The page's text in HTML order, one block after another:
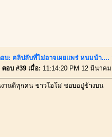
บ: คลิปลับที่ไม่อาจเผยเเพร่ หนมน้า
ตอบ #39 เมื่อ: 11:14:20 PM 12 มีนาค
งานดีทุกคน ขาวโอโม่ ชอบอยู่ข้างบน